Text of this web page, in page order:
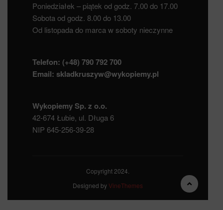
Poniedziałek – piątek od godz. 7.00 do 17.00
Sobota od godz. 8.00 do 13.00
Od listopada do marca w soboty nieczynne
Telefon: (+48) 790 792 700
Email: skladkruszyw@wykopiemy.pl
Wykopiemy Sp. z o.o.
42-674 Łubie, ul. Długa 6
NIP 645-256-39-28
Copyright 2024.
Designed byVineThemes